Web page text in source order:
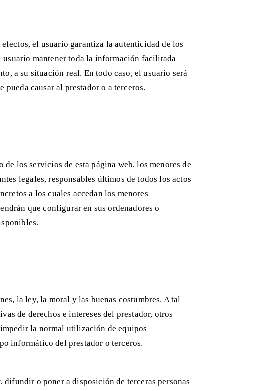
el usuario garantiza la autenticidad de los
mantener toda la información facilitada
a su situación real. En todo caso, el usuario será
causar al prestador o a terceros.
de los servicios de esta página web, los menores de
legales, responsables últimos de todos los actos
a los cuales accedan los menores
que configurar en sus ordenadores o
la ley, la moral y las buenas costumbres. A tal
de derechos e intereses del prestador, otros
la normal utilización de equipos
informático del prestador o terceros.
o poner a disposición de terceras personas